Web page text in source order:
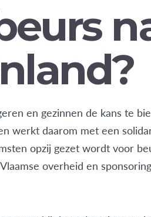
en gezinnen de kans te
werkt daarom met een
opzij gezet wordt voor
overheid en